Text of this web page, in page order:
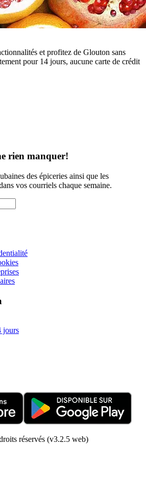
et profitez de Glouton sans
pour 14 jours, aucune carte de crédit
rien manquer!
des épiceries ainsi que les
vos courriels chaque semaine.
jours
réservés (v3.2.5 web)